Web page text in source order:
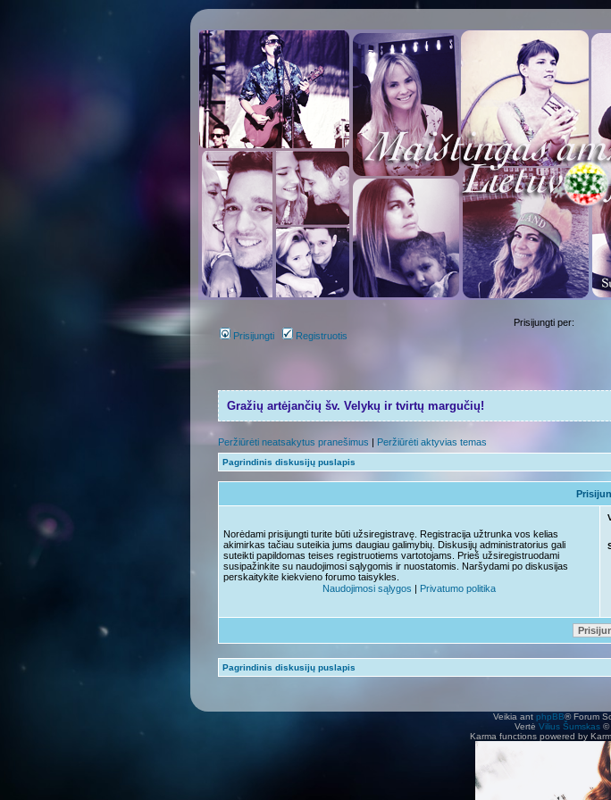
Prisijungti Registruotis
Prisijungti per:
Gražių artėjančių šv. Velykų ir tvirtų margučių!
Peržiūrėti neatsakytus pranešimus | Peržiūrėti aktyvias temas
Pagrindinis diskusijų puslapis
Norėdami prisijungti turite būti užsiregistravę. Registracija užtrunka vos kelias
akimirkas tačiau suteikia jums daugiau galimybių. Diskusijų administratorius gali
suteikti papildomas teises registruotiems vartotojams. Prieš užsiregistruodami
susipažinkite su naudojimosi sąlygomis ir nuostatomis. Naršydami po diskusijas
perskaitykite kiekvieno forumo taisykles.
Naudojimosi sąlygos | Privatumo politika
Pagrindinis diskusijų puslapis
Veikia ant phpBB® Forum
Vertė Vilius Šumskas©
Karma functions powered by